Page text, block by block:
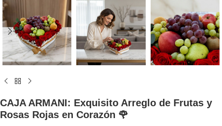
CAJA ARMANI: Exquisito Arreglo de Frutas y
Rosas Rojas en Corazón 🌹